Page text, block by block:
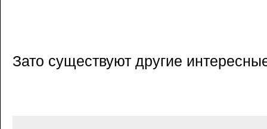
Зато существуют другие